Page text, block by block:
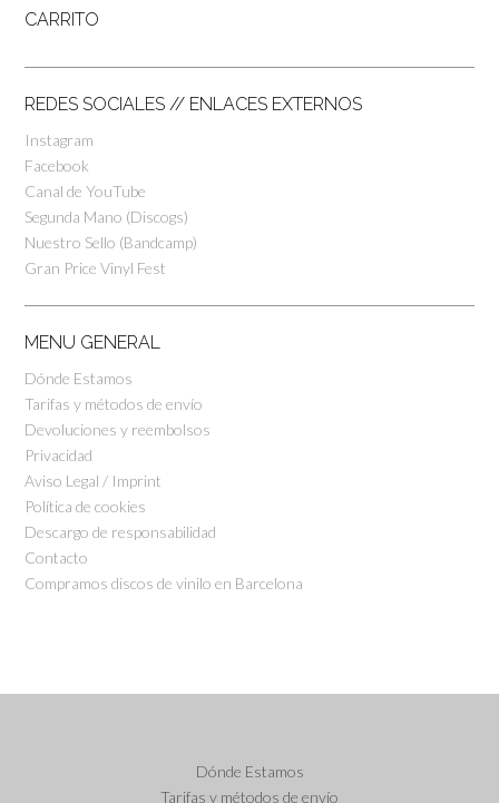
CARRITO
REDES SOCIALES // ENLACES EXTERNOS
Instagram
Facebook
Canal de YouTube
Segunda Mano (Discogs)
Nuestro Sello (Bandcamp)
Gran Price Vinyl Fest
MENU GENERAL
Dónde Estamos
Tarifas y métodos de envío
Devoluciones y reembolsos
Privacidad
Aviso Legal / Imprint
Política de cookies
Descargo de responsabilidad
Contacto
Compramos discos de vinilo en Barcelona
Dónde Estamos
Tarifas y métodos de envío